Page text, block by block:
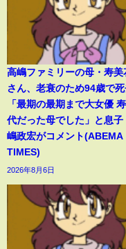
高嶋ファミリーの母・寿美
さん、老衰のため94歳で
「最期の最期まで大女優
代だった母でした」と息子
嶋政宏がコメント(ABEMA
TIMES)
2026年8月6日